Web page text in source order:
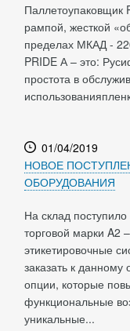
Паллетоупаковщик
рампой, жесткой
пределах МКАД -
PRIDE А – это:
простота в
01/04/2019
НОВОЕ
ОБОРУДОВАНИЯ
На склад
торговой марки A2
этикетировочные
заказать к
опции, которые
функциональные
уникальные...